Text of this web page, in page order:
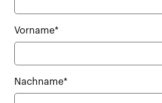
Vorname*
Nachname*